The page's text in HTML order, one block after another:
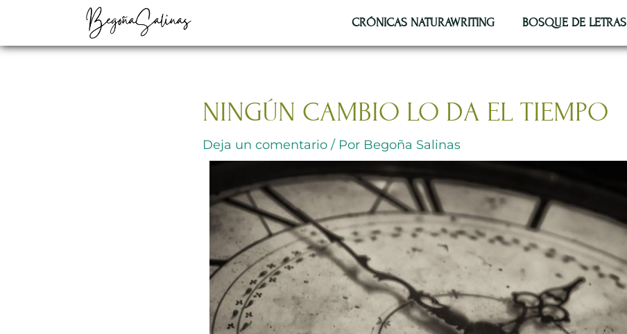
contenido
CRÓNICAS NATURAWRITING BOSQUE DE LETRAS
NINGÚN CAMBIO LO DA EL TIEMPO
Deja un comentario / Por Begoña Salinas